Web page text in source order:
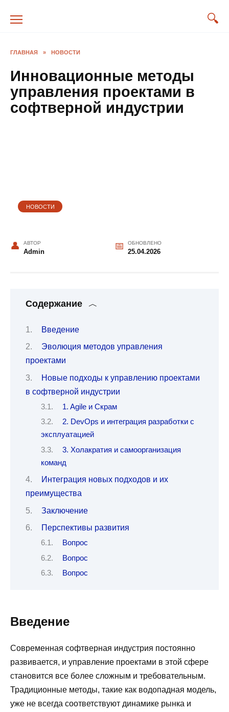
ГЛАВНАЯ » НОВОСТИ
Инновационные методы
управления проектами в
софтверной индустрии
НОВОСТИ
АВТОР
Admin
ОБНОВЛЕНО
25.04.2026
Содержание
Введение
Эволюция методов управления
проектами
Новые подходы к управлению проектами
в софтверной индустрии
1. Agile и Скрам
2. DevOps и интеграция разработки с
эксплуатацией
3. Холакратия и самоорганизация
команд
Интеграция новых подходов и их
преимущества
Заключение
Перспективы развития
Вопрос
Вопрос
Вопрос
Введение
Современная софтверная индустрия постоянно
развивается, и управление проектами в этой сфере
становится все более сложным и требовательным.
Традиционные методы, такие как водопадная модель,
уже не всегда соответствуют динамике рынка и